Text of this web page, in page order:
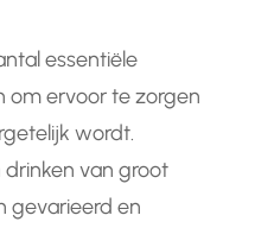
essentiële
om ervoor te zorgen
wordt.
drinken van groot
gevarieerd en